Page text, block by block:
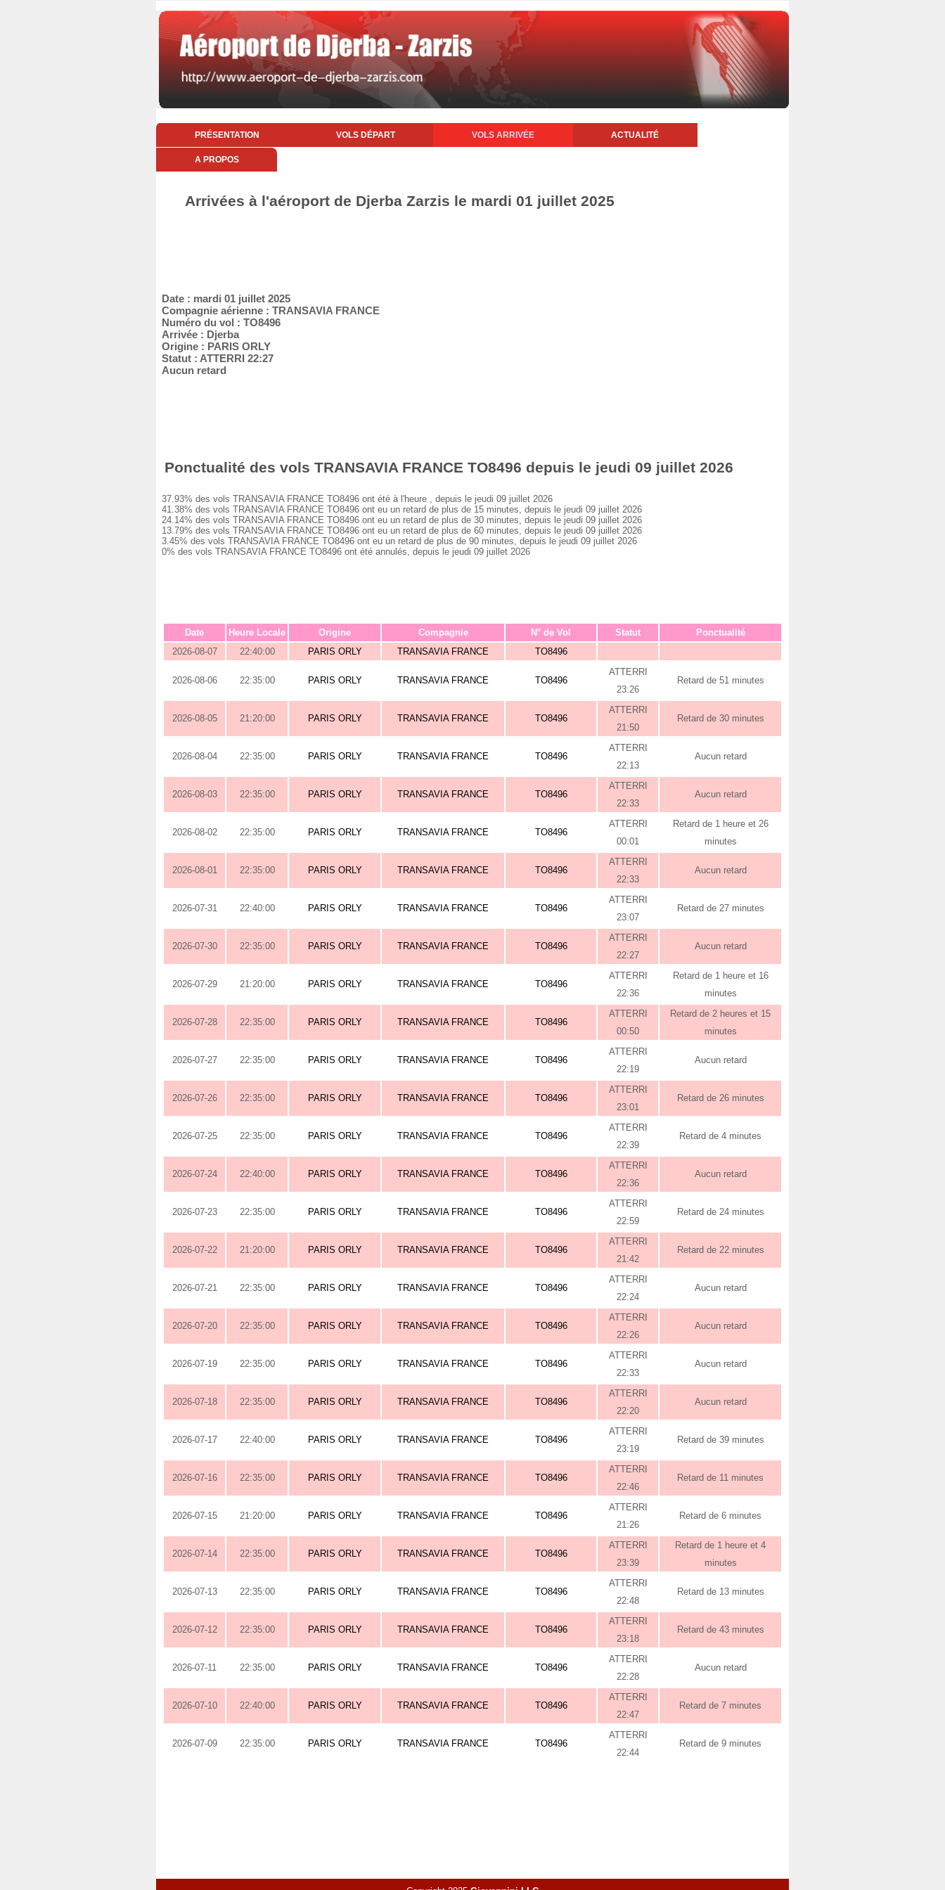
PRÉSENTATION VOLS DÉPART VOLS ARRIVÉE ACTUALITÉ
A PROPOS
Arrivées à l'aéroport de Djerba Zarzis le mardi 01 juillet 2025
Date : mardi 01 juillet 2025
Compagnie aérienne : TRANSAVIA FRANCE
Numéro du vol : TO8496
Arrivée : Djerba
Origine : PARIS ORLY
Statut : ATTERRI 22:27
Aucun retard
Ponctualité des vols TRANSAVIA FRANCE TO8496 depuis le jeudi 09 juillet 2026
37.93% des vols TRANSAVIA FRANCE TO8496 ont été à l'heure , depuis le jeudi 09 juillet 2026
41.38% des vols TRANSAVIA FRANCE TO8496 ont eu un retard de plus de 15 minutes, depuis le jeudi 09 juillet 2026
24.14% des vols TRANSAVIA FRANCE TO8496 ont eu un retard de plus de 30 minutes, depuis le jeudi 09 juillet 2026
13.79% des vols TRANSAVIA FRANCE TO8496 ont eu un retard de plus de 60 minutes, depuis le jeudi 09 juillet 2026
3.45% des vols TRANSAVIA FRANCE TO8496 ont eu un retard de plus de 90 minutes, depuis le jeudi 09 juillet 2026
0% des vols TRANSAVIA FRANCE TO8496 ont été annulés, depuis le jeudi 09 juillet 2026
Date Heure Locale Origine Compagnie N° de Vol Statut
Ponctualité
2026-08-07
22:40:00 PARIS ORLY TRANSAVIA FRANCE TO8496
2026-08-06 22:35:00 PARIS ORLY TRANSAVIA FRANCE TO8496
ATTERRI
23:26
Retard de 51 minutes
2026-08-05 21:20:00 PARIS ORLY TRANSAVIA FRANCE TO8496
ATTERRI
21:50
Retard de 30 minutes
2026-08-04 22:35:00 PARIS ORLY TRANSAVIA FRANCE TO8496
ATTERRI
22:13
Aucun retard
2026-08-03 22:35:00 PARIS ORLY TRANSAVIA FRANCE TO8496
ATTERRI
22:33
Aucun retard
2026-08-02 22:35:00 PARIS ORLY TRANSAVIA FRANCE TO8496
ATTERRI
00:01
Retard de 1 heure et 26
minutes
2026-08-01 22:35:00 PARIS ORLY TRANSAVIA FRANCE TO8496
ATTERRI
22:33
Aucun retard
2026-07-31 22:40:00 PARIS ORLY TRANSAVIA FRANCE TO8496
ATTERRI
23:07
Retard de 27 minutes
2026-07-30 22:35:00 PARIS ORLY TRANSAVIA FRANCE TO8496
ATTERRI
22:27
Aucun retard
2026-07-29 21:20:00 PARIS ORLY TRANSAVIA FRANCE TO8496
ATTERRI
22:36
Retard de 1 heure et 16
minutes
2026-07-28 22:35:00 PARIS ORLY TRANSAVIA FRANCE TO8496
ATTERRI
00:50
Retard de 2 heures et 15
minutes
2026-07-27 22:35:00 PARIS ORLY TRANSAVIA FRANCE TO8496
ATTERRI
22:19
Aucun retard
2026-07-26 22:35:00 PARIS ORLY TRANSAVIA FRANCE TO8496
ATTERRI
23:01
Retard de 26 minutes
2026-07-25 22:35:00 PARIS ORLY TRANSAVIA FRANCE TO8496
ATTERRI
22:39
Retard de 4 minutes
2026-07-24 22:40:00 PARIS ORLY TRANSAVIA FRANCE TO8496
ATTERRI
22:36
Aucun retard
2026-07-23 22:35:00 PARIS ORLY TRANSAVIA FRANCE TO8496
ATTERRI
22:59
Retard de 24 minutes
2026-07-22 21:20:00 PARIS ORLY TRANSAVIA FRANCE TO8496
ATTERRI
21:42
Retard de 22 minutes
2026-07-21 22:35:00 PARIS ORLY TRANSAVIA FRANCE TO8496
ATTERRI
22:24
Aucun retard
2026-07-20 22:35:00 PARIS ORLY TRANSAVIA FRANCE TO8496
ATTERRI
22:26
Aucun retard
2026-07-19 22:35:00 PARIS ORLY TRANSAVIA FRANCE TO8496
ATTERRI
22:33
Aucun retard
2026-07-18 22:35:00 PARIS ORLY TRANSAVIA FRANCE TO8496
ATTERRI
22:20
Aucun retard
2026-07-17 22:40:00 PARIS ORLY TRANSAVIA FRANCE TO8496
ATTERRI
23:19
Retard de 39 minutes
2026-07-16 22:35:00 PARIS ORLY TRANSAVIA FRANCE TO8496
ATTERRI
22:46
Retard de 11 minutes
2026-07-15 21:20:00 PARIS ORLY TRANSAVIA FRANCE TO8496
ATTERRI
21:26
Retard de 6 minutes
2026-07-14 22:35:00 PARIS ORLY TRANSAVIA FRANCE TO8496
ATTERRI
23:39
Retard de 1 heure et 4
minutes
2026-07-13 22:35:00 PARIS ORLY TRANSAVIA FRANCE TO8496
ATTERRI
22:48
Retard de 13 minutes
2026-07-12 22:35:00 PARIS ORLY TRANSAVIA FRANCE TO8496
ATTERRI
23:18
Retard de 43 minutes
2026-07-11 22:35:00 PARIS ORLY TRANSAVIA FRANCE TO8496
ATTERRI
22:28
Aucun retard
2026-07-10 22:40:00 PARIS ORLY TRANSAVIA FRANCE TO8496
ATTERRI
22:47
Retard de 7 minutes
2026-07-09 22:35:00 PARIS ORLY TRANSAVIA FRANCE TO8496
ATTERRI
22:44
Retard de 9 minutes